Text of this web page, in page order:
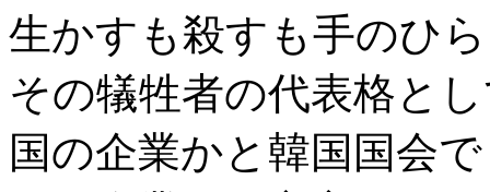
生かすも殺すも手のひ
その犠牲者の代表格と
国の企業かと韓国国会